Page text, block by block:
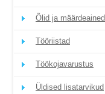
Õlid ja määrdeained
Tööriistad
Töökojavarustus
Üldised lisatarvikud